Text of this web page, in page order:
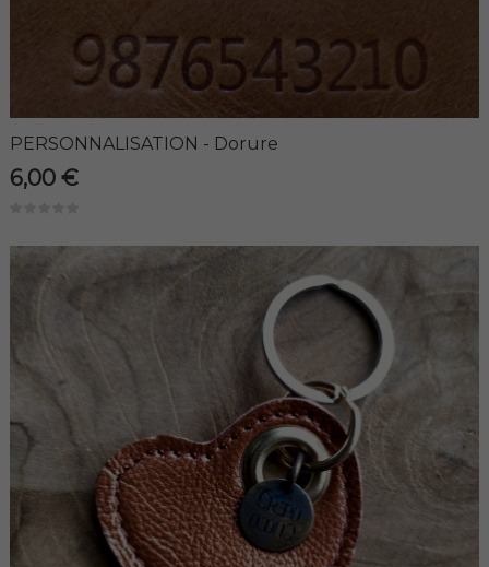
PERSONNALISATION - Dorure
6,00 €